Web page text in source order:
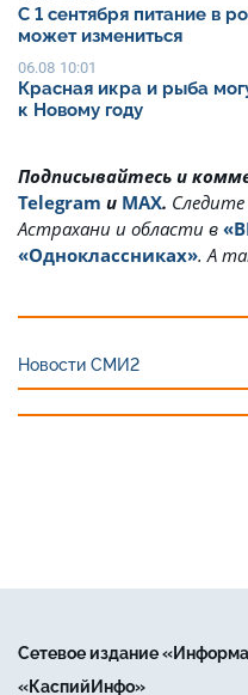
С 1 сентября питание в
может измениться
06.08 10:01
Красная икра и рыба
к Новому году
Подписывайтесь и
Telegram и MAX.
Астрахани и области в
«Одноклассниках». А
Новости СМИ2
Сетевое издание
«КаспийИнфо»